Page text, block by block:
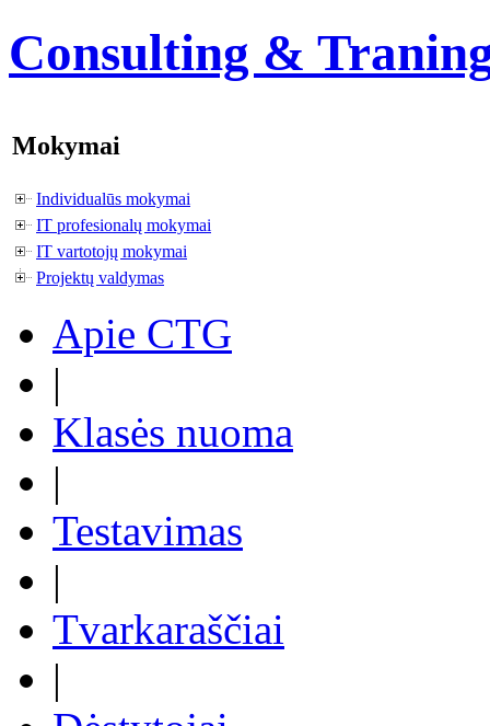
Consulting &
Mokymai
Individualūs mokymai
IT profesionalų mokymai
IT vartotojų mokymai
Projektų valdymas
Apie CTG
|
Klasės nuoma
|
Testavimas
|
Tvarkaraščiai
|